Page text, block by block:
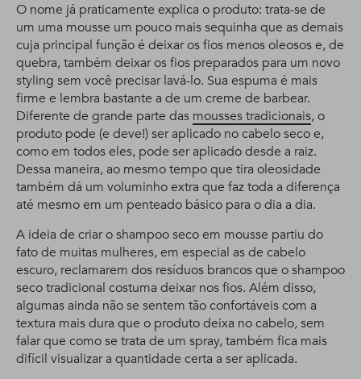
O nome já praticamente explica o produto: trata-se de
um uma mousse um pouco mais sequinha que as demais
cuja principal função é deixar os fios menos oleosos e, de
quebra, também deixar os fios preparados para um novo
styling sem você precisar lavá-lo. Sua espuma é mais
firme e lembra bastante a de um creme de barbear.
Diferente de grande parte das mousses tradicionais, o
produto pode (e deve!) ser aplicado no cabelo seco e,
como em todos eles, pode ser aplicado desde a raiz.
Dessa maneira, ao mesmo tempo que tira oleosidade
também dá um voluminho extra que faz toda a diferença
até mesmo em um penteado básico para o dia a dia.
A ideia de criar o shampoo seco em mousse partiu do
fato de muitas mulheres, em especial as de cabelo
escuro, reclamarem dos resíduos brancos que o shampoo
seco tradicional costuma deixar nos fios. Além disso,
algumas ainda não se sentem tão confortáveis com a
textura mais dura que o produto deixa no cabelo, sem
falar que como se trata de um spray, também fica mais
difícil visualizar a quantidade certa a ser aplicada.